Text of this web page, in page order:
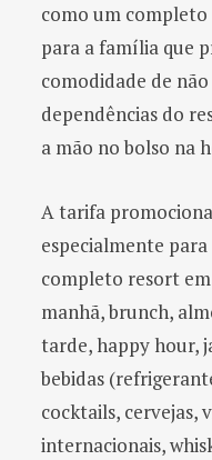
como um completo
para a família que
comodidade de
dependências do
a mão no bolso na
A tarifa
especialmente
completo resort
manhã, brunch,
tarde, happy hour,
bebidas
cocktails, cervejas,
internacionais,